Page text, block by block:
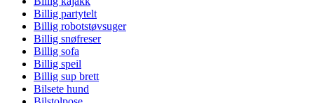
Billig partytelt
Billig robotstøvsuger
Billig snøfreser
Billig sofa
Billig speil
Billig sup brett
Bilsete hund